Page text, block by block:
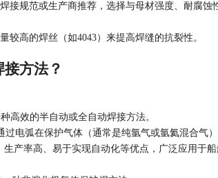
焊接规范或生产商推荐，选择与母材强度、耐腐
高的焊丝（如4043）来提高焊缝的抗裂性。
方法？
高效的半自动或全自动焊接方法。
电弧在保护气体（通常是纯氩气或氩氦混合气
产率高、易于实现自动化等优点，广泛应用于船